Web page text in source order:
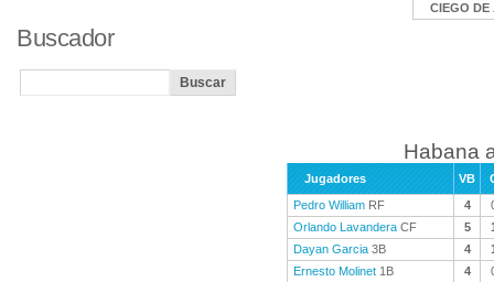
CIEGO DE
Habana
Jugadores VB
Pedro William RF 4
Orlando Lavandera CF 5
Dayan Garcia 3B 4
Ernesto Molinet 1B 4
Buscador